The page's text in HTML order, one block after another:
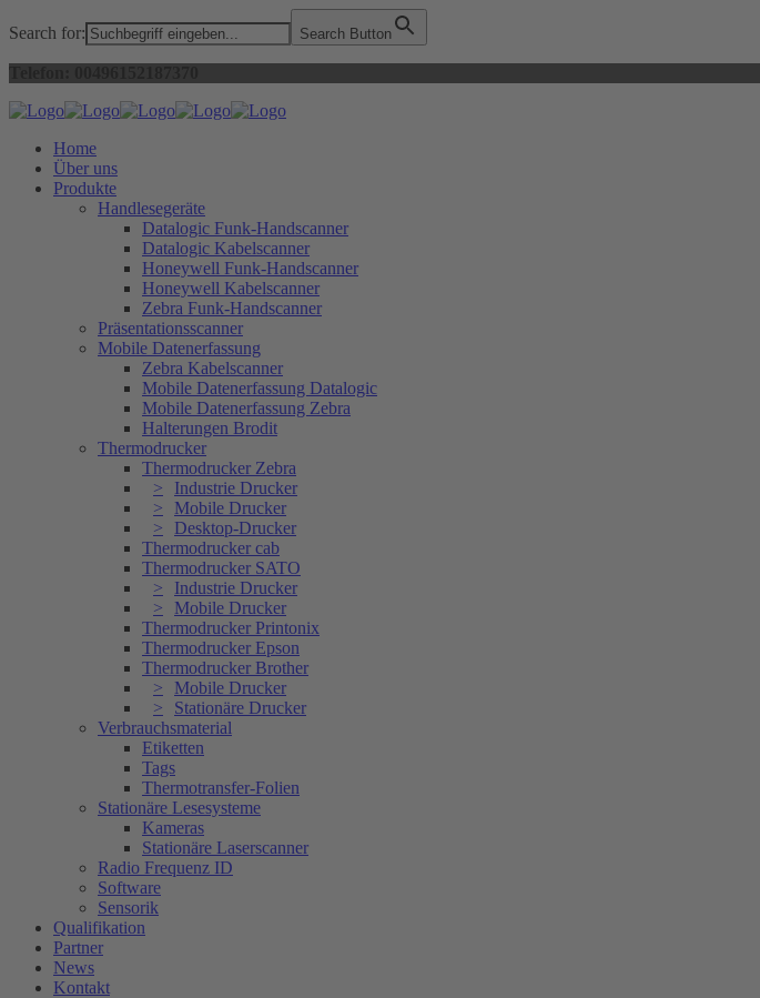
Search for: Search Button
Home
Über uns
Produkte
Handlesegeräte
Datalogic Funk-Handscanner
Datalogic Kabelscanner
Honeywell Funk-Handscanner
Honeywell Kabelscanner
Zebra Funk-Handscanner
Präsentationsscanner
Mobile Datenerfassung
Zebra Kabelscanner
Mobile Datenerfassung Datalogic
Mobile Datenerfassung Zebra
Halterungen Brodit
Thermodrucker
Thermodrucker Zebra
Industrie Drucker
Mobile Drucker
Desktop-Drucker
Thermodrucker cab
Thermodrucker SATO
Industrie Drucker
Mobile Drucker
Thermodrucker Printonix
Thermodrucker Epson
Thermodrucker Brother
Mobile Drucker
Stationäre Drucker
Verbrauchsmaterial
Etiketten
Tags
Thermotransfer-Folien
Stationäre Lesesysteme
Kameras
Stationäre Laserscanner
Radio Frequenz ID
Software
Sensorik
Qualifikation
Partner
News
Kontakt